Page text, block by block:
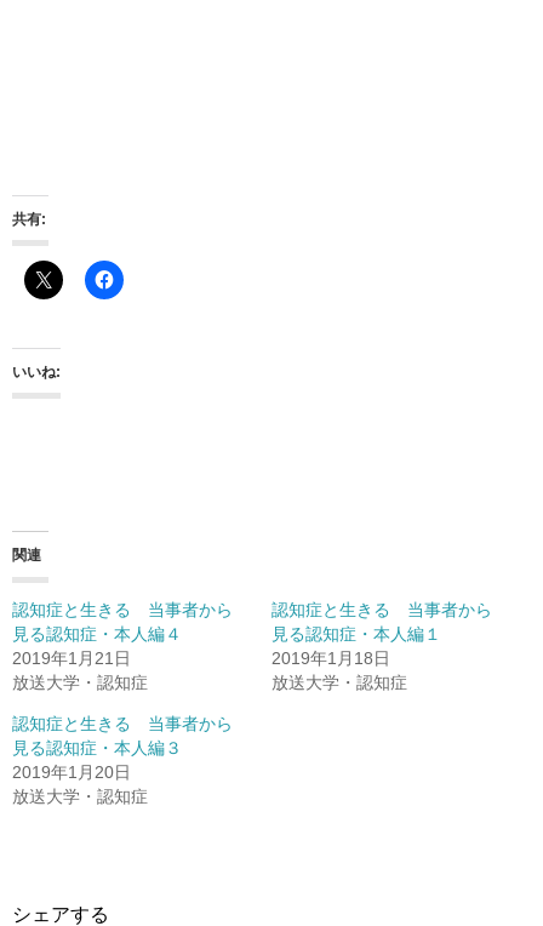
共有:
いいね:
関連
認知症と生きる 当事者から
見る認知症・本人編４
2019年1月21日
放送大学・認知症
認知症と生きる 当事者から
見る認知症・本人編１
2019年1月18日
放送大学・認知症
認知症と生きる 当事者から
見る認知症・本人編３
2019年1月20日
放送大学・認知症
シェアする